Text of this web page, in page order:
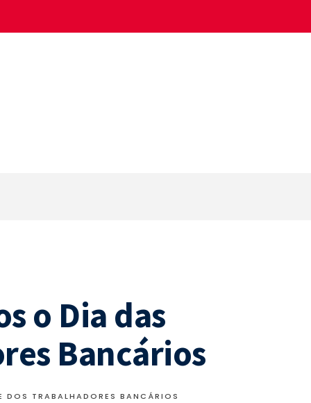
o Dia das
Bancários
TRABALHADORES BANCÁRIOS